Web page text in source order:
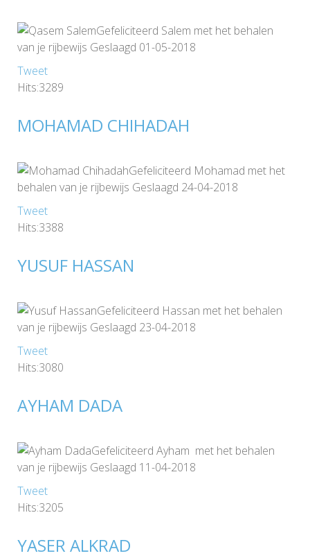
Gefeliciteerd Salem met het behalen
van je rijbewijs Geslaagd 01-05-2018
Tweet
Hits:3289
MOHAMAD CHIHADAH
Gefeliciteerd Mohamad met het
behalen van je rijbewijs Geslaagd 24-04-2018
Tweet
Hits:3388
YUSUF HASSAN
Gefeliciteerd Hassan met het behalen
van je rijbewijs Geslaagd 23-04-2018
Tweet
Hits:3080
AYHAM DADA
Gefeliciteerd Ayham met het behalen
van je rijbewijs Geslaagd 11-04-2018
Tweet
Hits:3205
YASER ALKRAD